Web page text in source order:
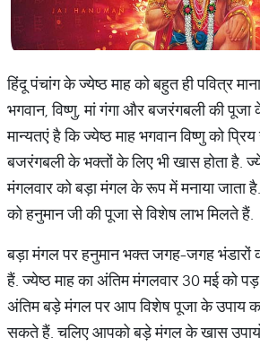
हिंदू पंचांग के ज्येष्ठ माह को बहुत ही पवित्र
भगवान, विष्णु, मां गंगा और बजरंगबली की पूजा
मान्यतएं है कि ज्येष्ठ माह भगवान विष्णु को प्रिय
बजरंगबली के भक्तों के लिए भी खास होता है.
मंगलवार को बड़ा मंगल के रूप में मनाया जाता
को हनुमान जी की पूजा से विशेष लाभ मिलते हैं.
बड़ा मंगल पर हनुमान भक्त जगह-जगह भंडारों
हैं. ज्येष्ठ माह का अंतिम मंगलवार 30 मई को
अंतिम बड़े मंगल पर आप विशेष पूजा के उपाय
सकते हैं. चलिए आपको बड़े मंगल के खास